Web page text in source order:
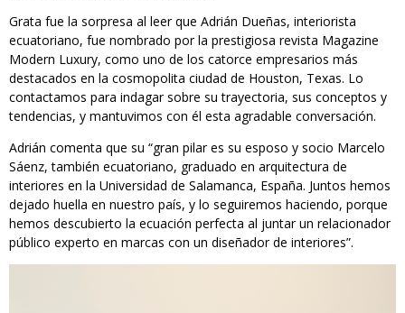
Grata fue la sorpresa al leer que Adrián Dueñas, interiorista
ecuatoriano, fue nombrado por la prestigiosa revista Magazine
Modern Luxury, como uno de los catorce empresarios más
destacados en la cosmopolita ciudad de Houston, Texas. Lo
contactamos para indagar sobre su trayectoria, sus conceptos y
tendencias, y mantuvimos con él esta agradable conversación.
Adrián comenta que su “gran pilar es su esposo y socio Marcelo
Sáenz, también ecuatoriano, graduado en arquitectura de
interiores en la Universidad de Salamanca, España. Juntos hemos
dejado huella en nuestro país, y lo seguiremos haciendo, porque
hemos descubierto la ecuación perfecta al juntar un relacionador
público experto en marcas con un diseñador de interiores”.